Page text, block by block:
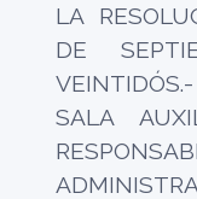
LA
DE
SALA